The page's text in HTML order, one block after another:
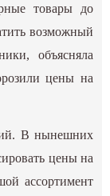
товары до
возможный
объясняла
цены на
В нынешних
цены на
ассортимент